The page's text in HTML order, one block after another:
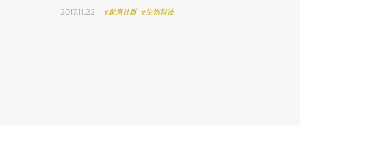
2017.11.22 #創意社群 #生物科技